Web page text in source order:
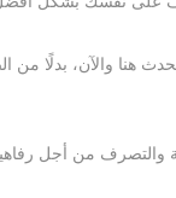
هنا والآن، بدلًا